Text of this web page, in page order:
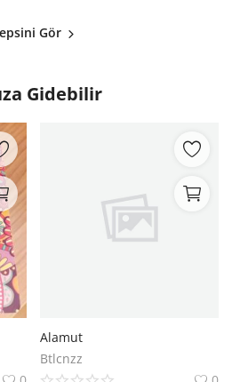
Gör
Gidebilir
Alamut
Btlcnzz